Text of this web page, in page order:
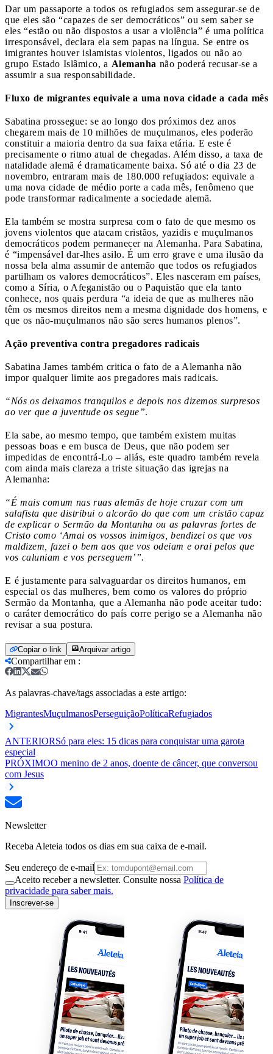
Dar um passaporte a todos os refugiados sem assegurar-se de
que eles são “capazes de ser democráticos” ou sem saber se
eles “estão ou não dispostos a usar a violência” é uma política
irresponsável, declara ela sem papas na língua. Se entre os
imigrantes houver islamistas violentos, ligados ou não ao
grupo Estado Islâmico, a Alemanha não poderá recusar-se a
assumir a sua responsabilidade.
Fluxo de migrantes equivale a uma nova cidade a cada mês
Sabatina prossegue: se ao longo dos próximos dez anos
chegarem mais de 10 milhões de muçulmanos, eles poderão
constituir a maioria dentro da sua faixa etária. E este é
precisamente o ritmo atual de chegadas. Além disso, a taxa de
natalidade alemã é dramaticamente baixa. Só até o dia 23 de
novembro, entraram mais de 180.000 refugiados: equivale a
uma nova cidade de médio porte a cada mês, fenômeno que
pode transformar radicalmente a sociedade alemã.
Ela também se mostra surpresa com o fato de que mesmo os
jovens violentos que atacam cristãos, yazidis e muçulmanos
democráticos podem permanecer na Alemanha. Para Sabatina,
é “impensável dar-lhes asilo. É um erro grave e uma ilusão da
nossa bela alma assumir de antemão que todos os refugiados
partilham os valores democráticos”. Eles nasceram em países,
como a Síria, o Afeganistão ou o Paquistão que ela tanto
conhece, nos quais perdura “a ideia de que as mulheres não
têm os mesmos direitos nem a mesma dignidade dos homens, e
que os não-muçulmanos não são seres humanos plenos”.
Ação preventiva contra pregadores radicais
Sabatina James também critica o fato de a Alemanha não
impor qualquer limite aos pregadores mais radicais.
“Nós os deixamos tranquilos e depois nos dizemos surpresos
ao ver que a juventude os segue”.
Ela sabe, ao mesmo tempo, que também existem muitas
pessoas boas e em busca de Deus, que não podem ser
impedidas de encontrá-Lo – aliás, este quadro também revela
com ainda mais clareza a triste situação das igrejas na
Alemanha:
“É mais comum nas ruas alemãs de hoje cruzar com um
salafista que distribui o alcorão do que com um cristão capaz
de explicar o Sermão da Montanha ou as palavras fortes de
Cristo como ‘Amai os vossos inimigos, bendizei os que vos
maldizem, fazei o bem aos que vos odeiam e orai pelos que
vos caluniam e vos perseguem’”.
E é justamente para salvaguardar os direitos humanos, em
especial os das mulheres, bem como os valores do próprio
Sermão da Montanha, que a Alemanha não pode aceitar tudo:
o caráter democrático do país corre perigo se a Alemanha não
revisar a sua postura.
Copiar o link Arquivar artigo
Compartilhar em :
As palavras-chave/tags associadas a este artigo:
MigrantesMuçulmanosPerseguiçãoPolíticaRefugiados
ANTERIORSó para eles: 15 dicas para conquistar uma garota
especial
PRÓXIMOO menino de 2 anos, doente de câncer, que conversou
com Jesus
Newsletter
Receba Aleteia todos os dias em sua caixa de e-mail.
Seu endereço de e-mail
Aceito receber a newsletter. Consulte nossa Política de
privacidade para saber mais.
Inscrever-se